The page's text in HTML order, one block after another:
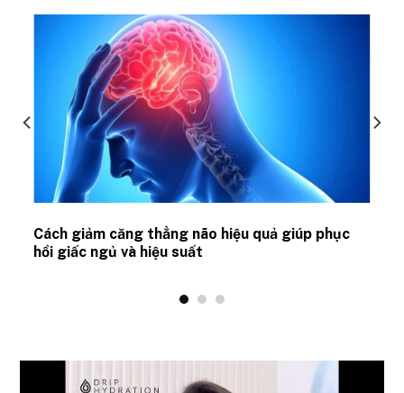
Cách giảm căng thẳng não hiệu quả giúp phục
hồi giấc ngủ và hiệu suất